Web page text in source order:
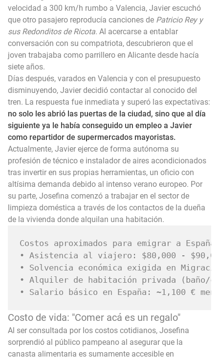
velocidad a 300 km/h rumbo a Valencia, Javier escuchó
que otro pasajero reproducía canciones de Patricio Rey y
sus Redonditos de Ricota. Al acercarse a entablar
conversación con su compatriota, descubrieron que el
joven trabajaba como parrillero en Alicante desde hacía
siete años.
Días después, varados en Valencia y con el presupuesto
disminuyendo, Javier decidió contactar al conocido del
tren. La respuesta fue inmediata y superó las expectativas:
no solo les abrió las puertas de la ciudad, sino que al día
siguiente ya le había conseguido un empleo a Javier
como repartidor de supermercados mayoristas.
Actualmente, Javier ejerce de forma autónoma su
profesión de técnico e instalador de aires acondicionados
tras invertir en sus propias herramientas, un oficio con
altísima demanda debido al intenso verano europeo. Por
su parte, Josefina comenzó a trabajar en el sector de
limpieza doméstica a través de los contactos de la dueña
de la vivienda donde alquilan una habitación.
Costos aproximados para emigrar a
• Asistencia al viajero: $80,000 -
• Solvencia económica exigida en
• Alquiler de habitación privada (baño/
Costo de vida: "Comer acá es un regalo"
Al ser consultada por los costos cotidianos, Josefina
sorprendió al público pampeano al asegurar que la
canasta alimentaria es sumamente accesible en